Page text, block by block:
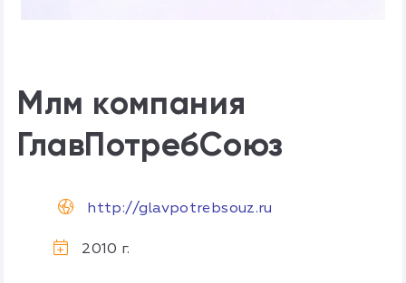
Млм компания
ГлавПотребСоюз
http://glavpotrebsouz.ru
2010 г.